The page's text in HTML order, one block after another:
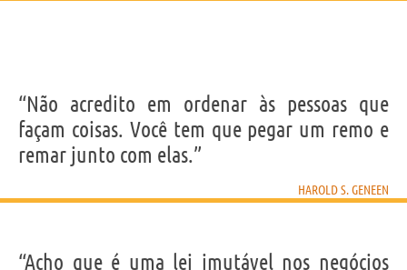
“Não acredito em ordenar às pessoas que
façam coisas. Você tem que pegar um remo e
remar junto com elas.”
HAROLD S. GENEEN
“Acho que é uma lei imutável nos negócios